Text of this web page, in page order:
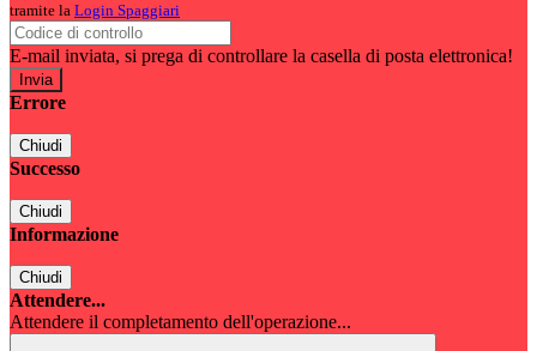
tramite la Login Spaggiari
E-mail inviata, si prega di controllare la casella di posta elettronica!
Errore
Chiudi
Successo
Chiudi
Informazione
Chiudi
Attendere...
Attendere il completamento dell'operazione...